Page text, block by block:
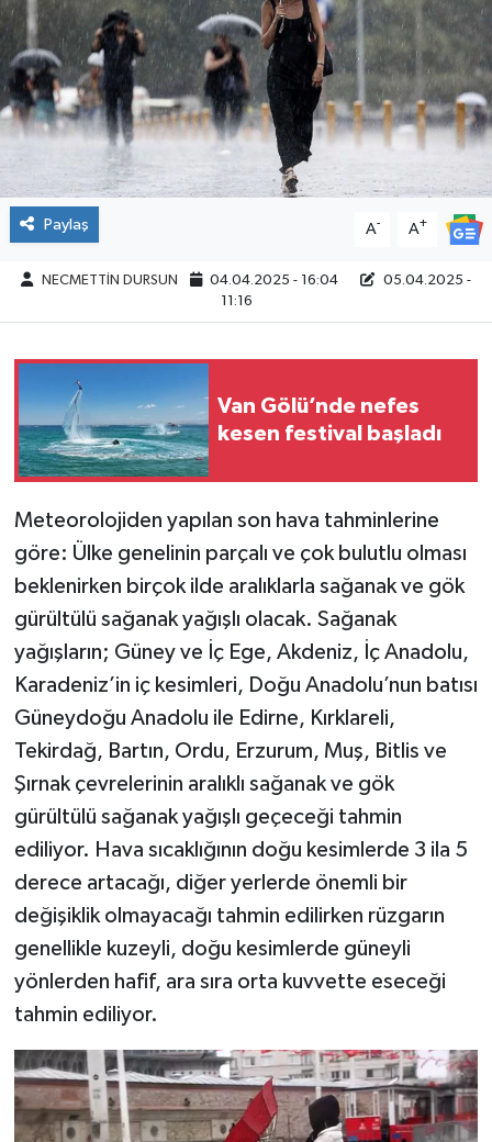
Paylaş A- A+
NECMETTİN DURSUN 04.04.2025 - 16:04
05.04.2025 -
11:16
Van Gölü’nde nefes
kesen festival başladı
Meteorolojiden yapılan son hava tahminlerine
göre: Ülke genelinin parçalı ve çok bulutlu olması
beklenirken birçok ilde aralıklarla sağanak ve gök
gürültülü sağanak yağışlı olacak. Sağanak
yağışların; Güney ve İç Ege, Akdeniz, İç Anadolu,
Karadeniz’in iç kesimleri, Doğu Anadolu’nun batısı
Güneydoğu Anadolu ile Edirne, Kırklareli,
Tekirdağ, Bartın, Ordu, Erzurum, Muş, Bitlis ve
Şırnak çevrelerinin aralıklı sağanak ve gök
gürültülü sağanak yağışlı geçeceği tahmin
ediliyor. Hava sıcaklığının doğu kesimlerde 3 ila 5
derece artacağı, diğer yerlerde önemli bir
değişiklik olmayacağı tahmin edilirken rüzgarın
genellikle kuzeyli, doğu kesimlerde güneyli
yönlerden hafif, ara sıra orta kuvvette eseceği
tahmin ediliyor.